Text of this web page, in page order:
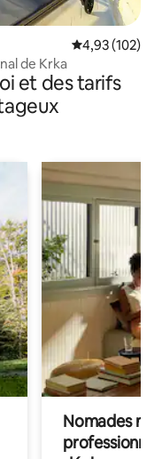
Évaluation
4,93 (102)
de Krka
et des tarifs
Nomades